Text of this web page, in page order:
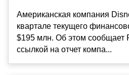
Американская компания
квартале текущего
$195 млн. Об этом сообщает
ссылкой на отчет компа...